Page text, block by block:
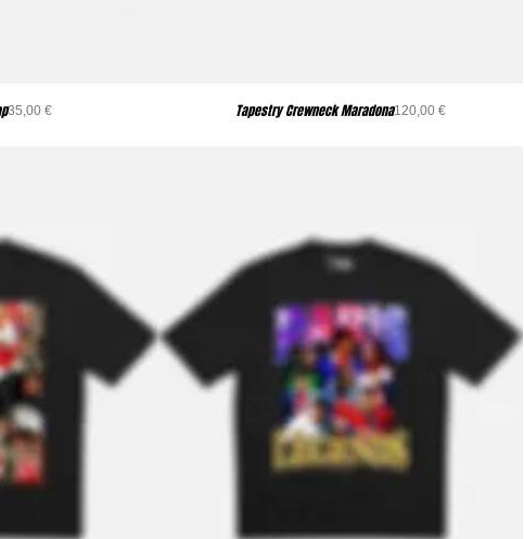
Precio
35,00 € Tapestry Crewneck Maradona Precio
120,00 €